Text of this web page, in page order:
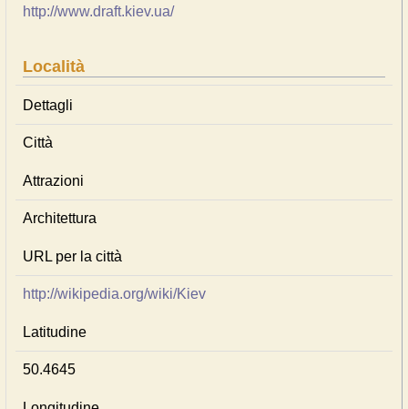
http://www.draft.kiev.ua/
Località
Dettagli
Città
Attrazioni
Architettura
URL per la città
http://wikipedia.org/wiki/Kiev
Latitudine
50.4645